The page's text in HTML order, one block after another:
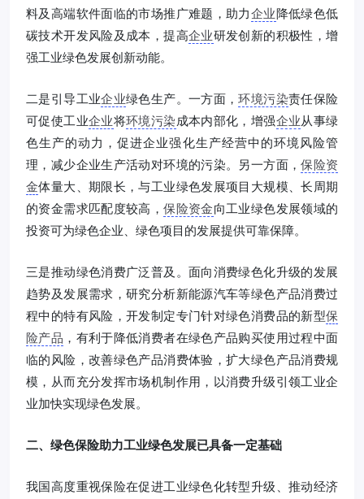
料及高端软件面临的市场推广难题，助力企业降低绿色低
碳技术开发风险及成本，提高企业研发创新的积极性，增
强工业绿色发展创新动能。
二是引导工业企业绿色生产。一方面，环境污染责任保险
可促使工业企业将环境污染 成本内部化，增强企业从事绿
色生产的动力，促进企业强化生产经营中的环境风险管
理，减少企业生产活动对环境的污染。另一方面，保险资
金体量大、期限长，与工业绿色发展项目大规模、长周期
的资金需求匹配度较高，保险资金向工业绿色发展领域的
投资可为绿色企业、绿色项目的发展提供可靠保障。
三是推动绿色消费广泛普及。面向消费绿色化升级的发展
趋势及发展需求，研究分析新能源汽车等绿色产品消费过
程中的特有风险，开发制定专门针对绿色消费品的新型保
险产品 ，有利于降低消费者在绿色产品购买使用过程中面
临的风险，改善绿色产品消费体验，扩大绿色产品消费规
模，从而充分发挥市场机制作用，以消费升级引领工业企
业加快实现绿色发展。
二、绿色保险助力工业绿色发展已具备一定基础
我国高度重视保险在促进工业绿色化转型升级、推动经济